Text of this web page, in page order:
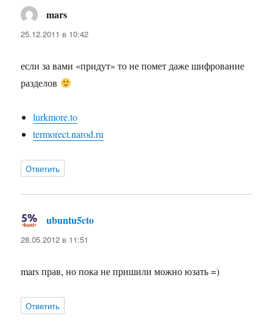
mars
25.12.2011 в 10:42
если за вами «придут» то не помет даже шифрование
разделов
lurkmore.to
termorect.narod.ru
Ответить
ubuntu5cto
28.05.2012 в 11:51
mars прав, но пока не пришили можно юзать =)
Ответить